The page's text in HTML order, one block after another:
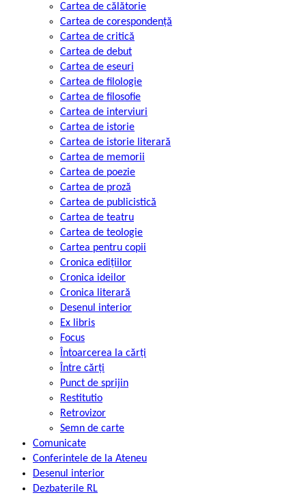
Cartea de călătorie
Cartea de corespondență
Cartea de critică
Cartea de debut
Cartea de eseuri
Cartea de filologie
Cartea de filosofie
Cartea de interviuri
Cartea de istorie
Cartea de istorie literară
Cartea de memorii
Cartea de poezie
Cartea de proză
Cartea de publicistică
Cartea de teatru
Cartea de teologie
Cartea pentru copii
Cronica edițiilor
Cronica ideilor
Cronica literară
Desenul interior
Ex libris
Focus
Întoarcerea la cărți
Între cărți
Punct de sprijin
Restitutio
Retrovizor
Semn de carte
Comunicate
Conferintele de la Ateneu
Desenul interior
Dezbaterile RL